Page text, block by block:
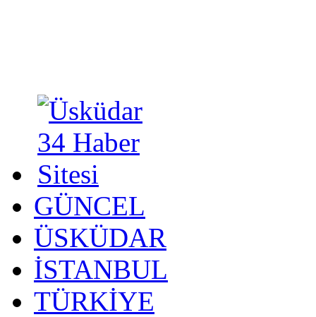
GÜNCEL
ÜSKÜDAR
İSTANBUL
TÜRKİYE